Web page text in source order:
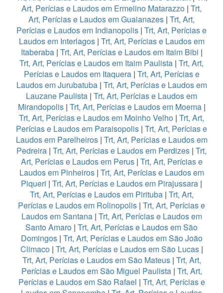
Art, Perícias e Laudos em Ermelino Matarazzo | Trt,
Art, Perícias e Laudos em Guaianazes | Trt, Art,
Perícias e Laudos em Indianopolis | Trt, Art, Perícias e
Laudos em Interlagos| Trt, Art, Perícias e Laudos em
Itaberaba| Trt, Art, Perícias e Laudos em Itaim Bibi |
Trt, Art, Perícias e Laudos em Itaim Paulista | Trt, Art,
Perícias e Laudos em Itaquera| Trt, Art, Perícias e
Laudos em Jurubatuba| Trt, Art, Perícias e Laudos em
Lauzane Paulista | Trt, Art, Perícias e Laudos em
Mirandopolis| Trt, Art, Perícias e Laudos em Moema|
Trt, Art, Perícias e Laudos em Moinho Velho | Trt, Art,
Perícias e Laudos em Paraisopolis | Trt, Art, Perícias e
Laudos em Parelheiros| Trt, Art, Perícias e Laudos em
Pedreira | Trt, Art, Perícias e Laudos em Perdizes | Trt,
Art, Perícias e Laudos em Perus| Trt, Art, Perícias e
Laudos em Pinheiros| Trt, Art, Perícias e Laudos em
Piqueri | Trt, Art, Perícias e Laudos em Pirajussara |
Trt, Art, Perícias e Laudos em Pirituba| Trt, Art,
Perícias e Laudos em Rolinopolis | Trt, Art, Perícias e
Laudos em Santana| Trt, Art, Perícias e Laudos em
Santo Amaro | Trt, Art, Perícias e Laudos em São
Domingos| Trt, Art, Perícias e Laudos em São João
Climaco| Trt, Art, Perícias e Laudos em São Lucas|
Trt, Art, Perícias e Laudos em São Mateus | Trt, Art,
Perícias e Laudos em São Miguel Paulista| Trt, Art,
Perícias e Laudos em São Rafael | Trt, Art, Perícias e